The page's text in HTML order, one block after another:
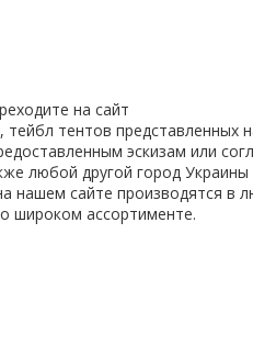
на сайт
тентов представленных
эскизам или
любой другой город
нашем сайте производятся
широком ассортименте.